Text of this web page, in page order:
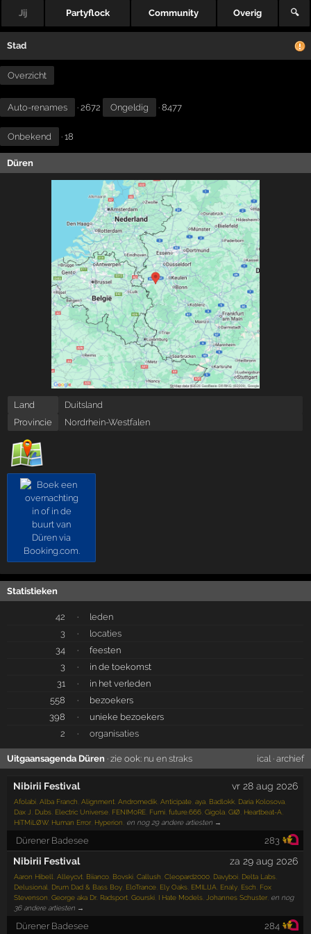
Jij Partyflock Community Overig 🔍
Stad
Overzicht
Auto-renames · 2672 Ongeldig · 8477
Onbekend · 18
Düren
Land
Duitsland
Provincie
Nordrhein-Westfalen
Statistieken
42 ·
leden
3
·
locaties
34
·
feesten
3
·
in de toekomst
31
·
in het verleden
558
·
bezoekers
398
·
unieke bezoekers
2
· organisaties
Uitgaansagenda Düren · zie ook: nu en straks ical· archief
Nibirii Festival vr 28 aug 2026
Afolabi ,Alba Franch ,Alignment ,Andromedik ,Anticipate ,aya Badlokk Daria Kolosova
Dax J Dubs Electric Universe FENIM0RE Fumi future.666 ,Gigola ,GIØ Heartbeat-A
HiTMiLØW, Human Error Hyperion en nog 29 andere artiesten →
Dürener Badesee 283
Nibirii Festival za 29 aug 2026
Aaron Hibell ,Alleycvt Biianco Bovski ,Callush ,Cleopard2000 Davyboi Delta Labs
Delusional Drum Dad & Bass Boy EloTrance Ely Oaks EMILIJA Enaly Esch Fox
Stevenson ,George aka Dr. Radsport ,Gourski I Hate Models Johannes Schuster en nog
36 andere artiesten →
Dürener Badesee 284